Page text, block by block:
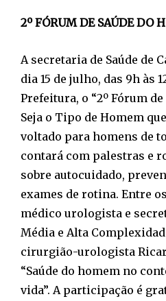
2º FÓRUM DE SAÚDE DO
A secretaria de Saúde de
dia 15 de julho, das 9h às
Prefeitura, o “2º Fórum
Seja o Tipo de Homem
voltado para homens de
contará com palestras e
sobre autocuidado,
exames de rotina. Entre
médico urologista e
Média e Alta
cirurgião-urologista
“Saúde do homem no
vida”. A participação é